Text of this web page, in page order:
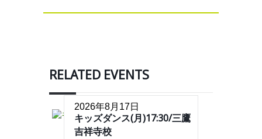
RELATED EVENTS
2026年8月17日
キッズダンス(月)17:30/三鷹
吉祥寺校